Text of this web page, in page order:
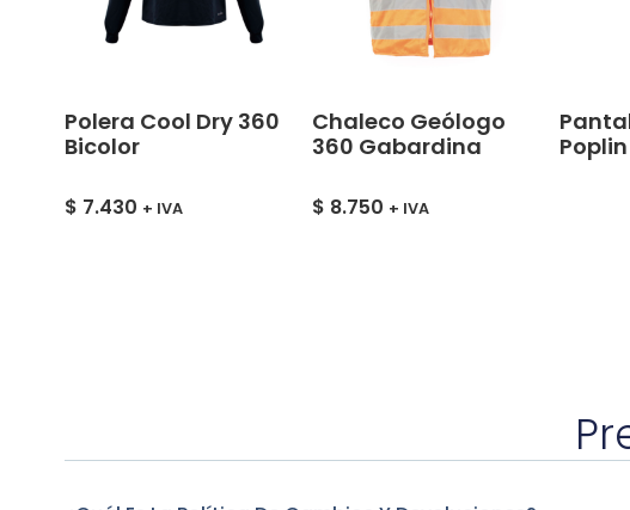
Polera Cool Dry 360
Bicolor
$ 7.430 + IVA
Chaleco Geólogo
360 Gabardina
$ 8.750 + IVA